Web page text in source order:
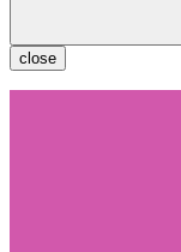
close